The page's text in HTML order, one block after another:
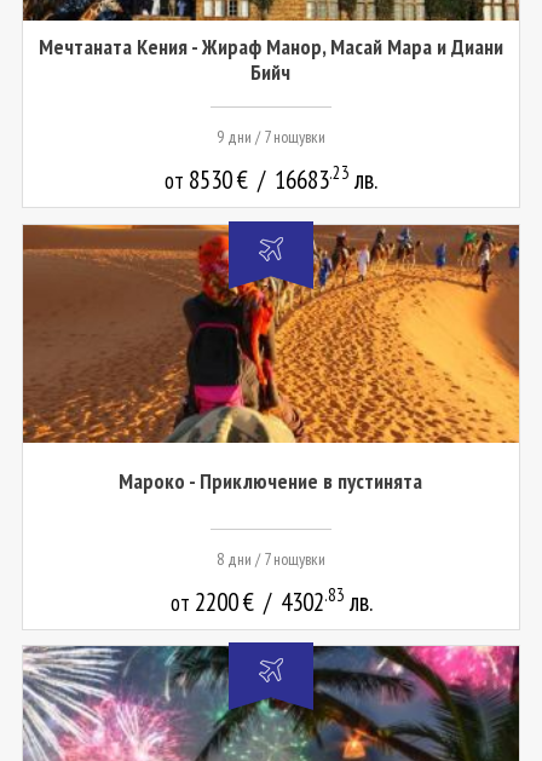
Мечтаната Кения - Жираф Манор, Масай Мара и Диани
Бийч
9 дни / 7 нощувки
от 8530€ / 16683.23 лв.
Мароко - Приключение в пустинята
8 дни / 7 нощувки
от 2200€ / 4302.83 лв.